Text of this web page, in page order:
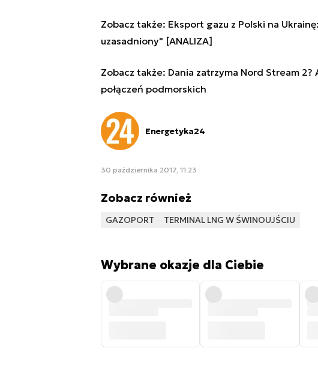
Zobacz także: Eksport gazu z Polski na
uzasadniony" [ANALIZA]
Zobacz także: Dania zatrzyma Nord Stream
połączeń podmorskich
Energetyka24
30 października 2017, 11:23
Zobacz również
GAZOPORT TERMINAL LNG W ŚWINOUJŚCIU
Wybrane okazje dla Ciebie